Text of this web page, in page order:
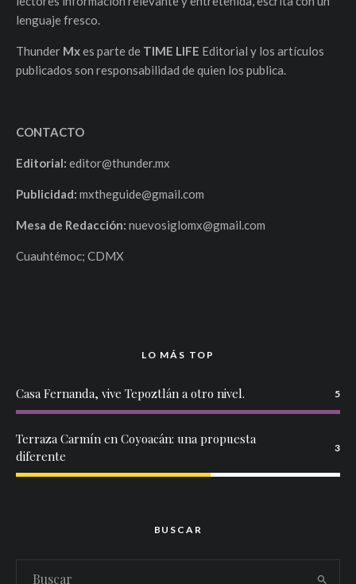
lenguaje fresco.
Thunder Mxes parte de TIME LIFE Editorial y los artículos
publicados son responsabilidad de quien los publica.
CONTACTO
Editorial: editor@thunder.mx
Publicidad: mxtheguide@gmail.com
Mesa de Redacción: nuevosiglomx@gmail.com
Cuauhtémoc; CDMX
LO MÁS TOP
Casa Fernanda, vive Tepoztlán a otro nivel. 5
Terraza Carmín en Coyoacán: una propuesta
diferente
3
BUSCAR